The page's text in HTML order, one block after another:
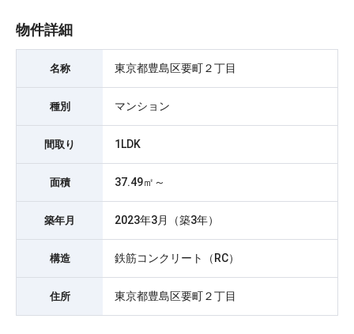
物件詳細
名称 東京都豊島区要町２丁目
種別 マンション
間取り 1LDK
面積 37.49㎡～
築年月 2023年3月（築3年）
構造 鉄筋コンクリート（RC）
住所 東京都豊島区要町２丁目